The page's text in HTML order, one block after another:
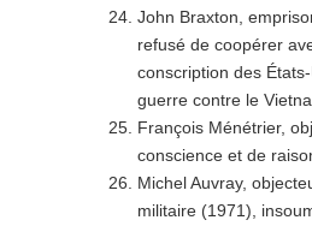
John Braxton,
refusé de coopérer
conscription des
guerre contre le
François Ménétrier,
conscience et de
Michel Auvray,
militaire (1971),